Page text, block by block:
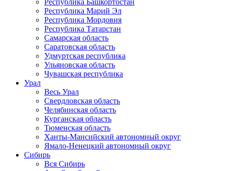
Республика Башкортостан
Республика Марий Эл
Республика Мордовия
Республика Татарстан
Самарская область
Саратовская область
Удмуртская республика
Ульяновская область
Чувашская республика
Урал
Весь Урал
Свердловская область
Челябинская область
Курганская область
Тюменская область
Ханты-Мансийский автономный округ
Ямало-Ненецкий автономный округ
Сибирь
Вся Сибирь